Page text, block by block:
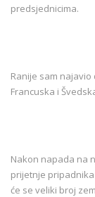
predsjednicima.
Ranije sam
Francuska i
Nakon napada na
prijetnje pripadnika
će se veliki broj